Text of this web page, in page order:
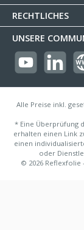
RECHTLICHES
UNSERE
https:// LinkedIn
Alle Preise inkl.
* Eine Überprüfung
erhalten einen Link
einen
oder
© 2026 Reflexfolie